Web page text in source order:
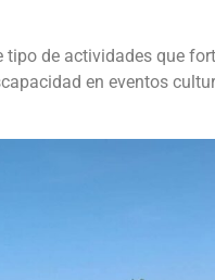
de actividades que
en eventos